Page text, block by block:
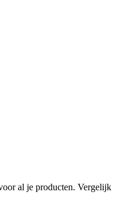
al je producten. Vergelijk